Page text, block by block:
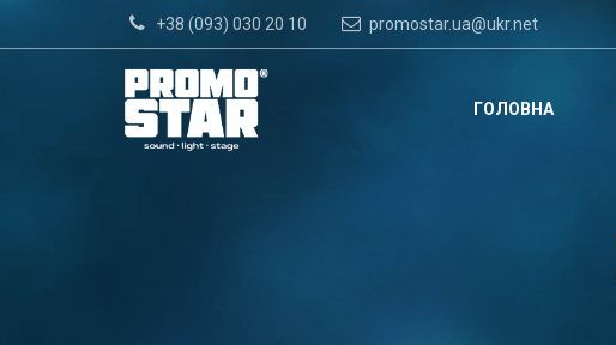
+38 (093) 030 20 10 promostar.ua@ukr.net
ГОЛОВНА